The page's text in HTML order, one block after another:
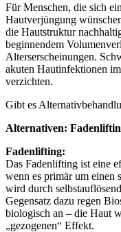
Für Menschen, die sich
Hautverjüngung
die Hautstruktur
beginnendem
Alterserscheinungen.
akuten Hautinfektionen
verzichten.
Gibt es
Alternativen:
Fadenlifting:
Das Fadenlifting ist eine
wenn es primär um
wird durch
Gegensatz dazu regen
biologisch an – die Haut
„gezogenen“ Effekt.